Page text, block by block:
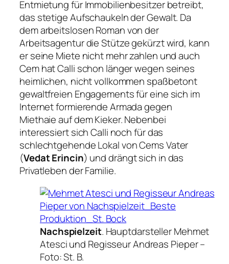
Entmietung für Immobilienbesitzer betreibt,
das stetige Aufschaukeln der Gewalt. Da
dem arbeitslosen Roman von der
Arbeitsagentur die Stütze gekürzt wird, kann
er seine Miete nicht mehr zahlen und auch
Cem hat Calli schon länger wegen seines
heimlichen, nicht vollkommen spaßbetont
gewaltfreien Engagements für eine sich im
Internet formierende Armada gegen
Miethaie auf dem Kieker. Nebenbei
interessiert sich Calli noch für das
schlechtgehende Lokal von Cems Vater
(Vedat Erincin) und drängt sich in das
Privatleben der Familie.
Nachspielzeit. Hauptdarsteller Mehmet
Atesci und Regisseur Andreas Pieper –
Foto: St. B.